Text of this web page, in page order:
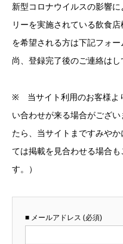
新型コロナウイルスの影響
リーを実施されている飲食
を希望される方は下記フォー
尚、登録完了後のご連絡はし
※ 当サイト利用のお客様よ
い合わせが来る場合がござ
たら、当サイトまですみや
ては掲載を見合わせる場合
す。）
■ メールアドレス (必須)